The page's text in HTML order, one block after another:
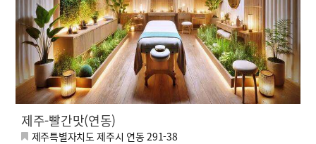
제주-빨간맛(연동)
제주특별자치도 제주시 연동 291-38